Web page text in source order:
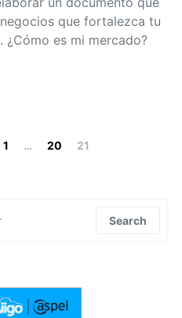
que fortalezca tu
¿Cómo es mi mercado?
Navegación
1 … 20 21
Search